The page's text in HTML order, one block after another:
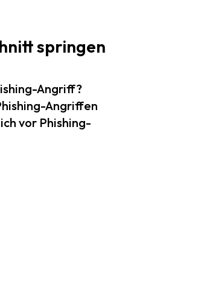
springen
Angriff?
Angriffen
vor Phishing-